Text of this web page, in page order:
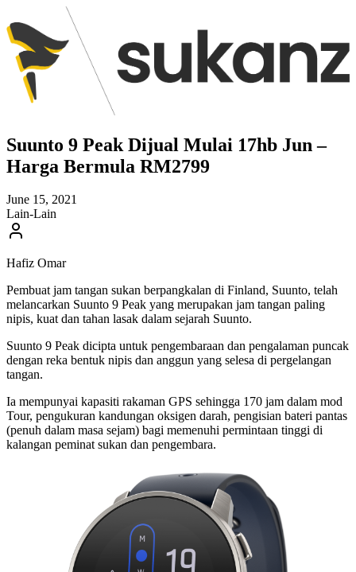
Suunto 9 Peak Dijual Mulai 17hb Jun –
Harga Bermula RM2799
June 15, 2021
Lain-Lain
Hafiz Omar
Pembuat jam tangan sukan berpangkalan di Finland, Suunto, telah
melancarkan Suunto 9 Peak yang merupakan jam tangan paling
nipis, kuat dan tahan lasak dalam sejarah Suunto.
Suunto 9 Peak dicipta untuk pengembaraan dan pengalaman puncak
dengan reka bentuk nipis dan anggun yang selesa di pergelangan
tangan.
Ia mempunyai kapasiti rakaman GPS sehingga 170 jam dalam mod
Tour, pengukuran kandungan oksigen darah, pengisian bateri pantas
(penuh dalam masa sejam) bagi memenuhi permintaan tinggi di
kalangan peminat sukan dan pengembara.